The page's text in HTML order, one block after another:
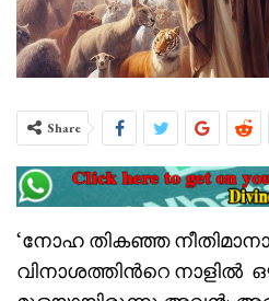
Share
‘നോഹ തികഞ്ഞ
വിനാശത്തിൻറെ നാളിൽ